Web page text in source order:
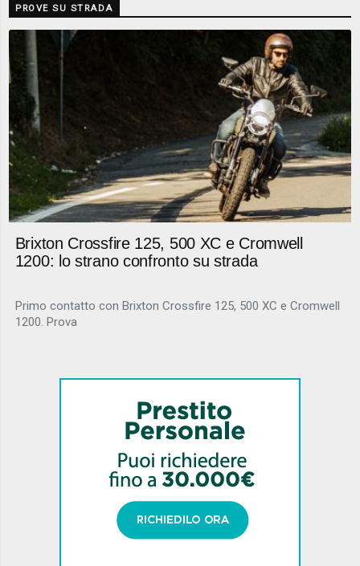
PROVE SU STRADA
Brixton Crossfire 125, 500 XC e Cromwell
1200: lo strano confronto su strada
Primo contatto con Brixton Crossfire 125, 500 XC e Cromwell
1200. Prova